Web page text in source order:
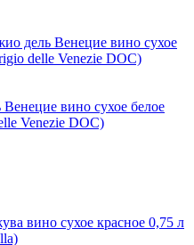
вино сухое белое
Venezie DOC)